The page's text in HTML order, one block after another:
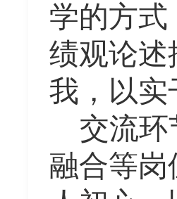
学的方
绩观论述
我，以实
交流
融合等